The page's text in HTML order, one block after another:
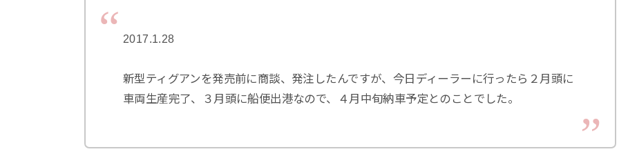
2017.1.28
新型ティグアンを発売前に商談、発注したんですが、今日ディーラーに行ったら２月頭に
車両生産完了、３月頭に船便出港なので、４月中旬納車予定とのことでした。